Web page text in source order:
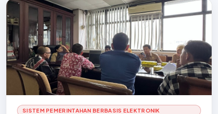
SISTEM PEMERINTAHAN BERBASIS ELEKTRONIK